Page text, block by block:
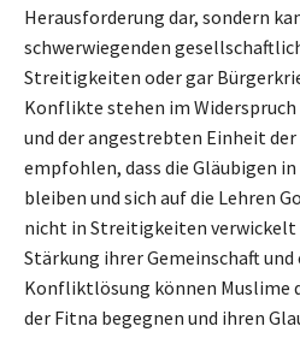
Herausforderung dar, sondern
schwerwiegenden
Streitigkeiten oder gar
Konflikte stehen im
und der angestrebten Einheit der
empfohlen, dass die Gläubigen
bleiben und sich auf die Lehren
nicht in Streitigkeiten verwickelt
Stärkung ihrer Gemeinschaft
Konfliktlösung können Muslime
der Fitna begegnen und ihren